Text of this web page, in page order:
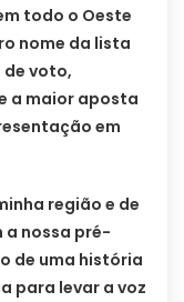
todo o Oeste
nome da lista
de voto,
a maior aposta
em
região e de
nossa pré-
de uma história
para levar a voz